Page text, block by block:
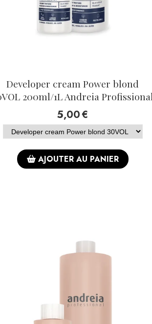
Developer cream Power blond
200ml/1L Andreia
5,00€
AJOUTER AU PANIER